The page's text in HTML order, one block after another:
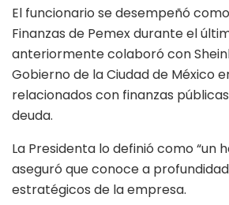
El funcionario se desempeñó
Finanzas de Pemex durante el
anteriormente colaboró con
Gobierno de la Ciudad de México
relacionados con finanzas
deuda.
La Presidenta lo definió como “un
aseguró que conoce a
estratégicos de la empresa.